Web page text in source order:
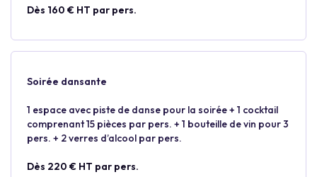
Dès 160 € HT par pers.
Soirée dansante
1 espace avec piste de danse pour la soirée + 1 cocktail
comprenant 15 pièces par pers. + 1 bouteille de vin pour 3
pers. + 2 verres d’alcool par pers.
Dès 220 € HT par pers.